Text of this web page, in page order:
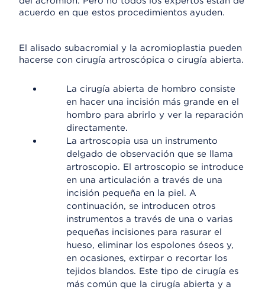
acuerdo en que estos procedimientos ayuden.
El alisado subacromial y la acromioplastia pueden
hacerse con cirugía artroscópica o cirugía abierta.
La cirugía abierta de hombro consiste
en hacer una incisión más grande en el
hombro para abrirlo y ver la reparación
directamente.
La artroscopia usa un instrumento
delgado de observación que se llama
artroscopio. El artroscopio se introduce
en una articulación a través de una
incisión pequeña en la piel. A
continuación, se introducen otros
instrumentos a través de una o varias
pequeñas incisiones para rasurar el
hueso, eliminar los espolones óseos y,
en ocasiones, extirpar o recortar los
tejidos blandos. Este tipo de cirugía es
más común que la cirugía abierta y a